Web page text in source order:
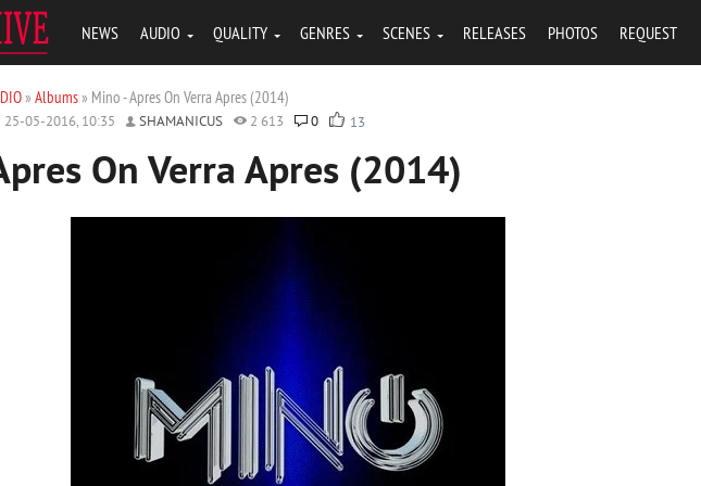
NEWS AUDIO QUALITY GENRES SCENES RELEASES PHOTOS REQUEST
» Albums» Mino - Apres On Verra Apres (2014)
25-05-2016, 10:35 SHAMANICUS 2 613 0 13
On Verra Apres (2014)